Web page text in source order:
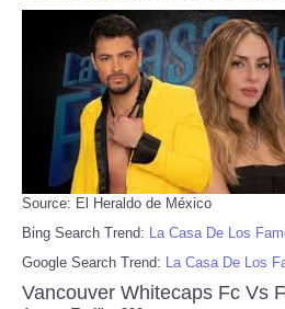
Source: El Heraldo de México
Bing Search Trend: La Casa De Los
Google Search Trend: La Casa De Los
Vancouver Whitecaps Fc Vs